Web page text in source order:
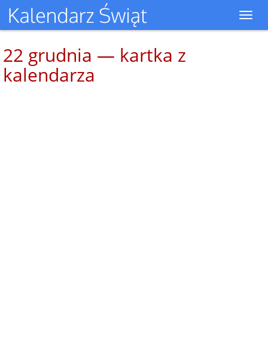
22 grudnia — kartka z
kalendarza